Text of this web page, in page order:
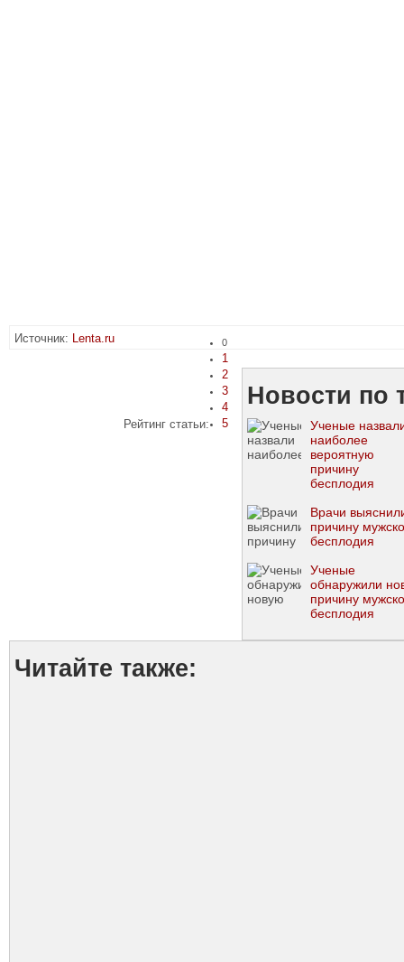
Источник: Lenta.ru
Рейтинг статьи:
0
1
2
3
4
5
Новости по
Ученые
наиболее
вероятную
причину
бесплодия
Врачи
причину
бесплодия
Ученые
обнаружили
причину
бесплодия
Читайте также: